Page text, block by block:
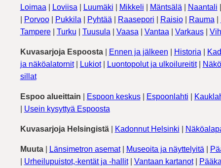
Loimaa
Loviisa Luumäki Mikkeli Mäntsälä Naantali
Porvoo| Pukkila Pyhtää Raasepori Raisio| Rauma
Tampere| Turku Tuusula Vaasa Vantaa Varkaus|
Kuvasarjoja Espoosta| Ennen ja jälkeen Historia
ja näköalatornit| Lukiot| Luontopolut ja ulkoilureitit|
sillat
Espoo alueittain Espoon keskus| Espoonlahti
Usein kysyttyä Espoosta
Kuvasarjoja Helsingistä| Kadonnut Helsinki
Muuta| Länsimetron asemat| Museoita ja näyttelyitä
Urheilupuistot,-kentät ja -hallit| Vantaan kartanot|